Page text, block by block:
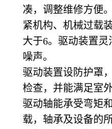
凑，调整维修方便
紧机构、机械过载
大于6。驱动装置
噪声。
驱动装置设防护罩
检查，并能满足室
驱动轴能承受弯矩
载，轴承及设备的